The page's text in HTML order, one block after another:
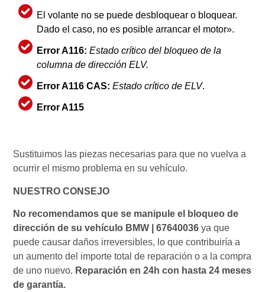
El volante no se puede desbloquear o bloquear.
Dado el caso, no es posible arrancar el motor».
Error A116:Estado crítico del bloqueo de la
columna de dirección ELV.
Error A116 CAS:Estado crítico de ELV.
Error A115
Sustituimos las piezas necesarias para que no vuelva a
ocurrir el mismo problema en su vehículo.
NUESTRO CONSEJO
No recomendamos que se manipule el bloqueo de
dirección de su vehículo BMW | 67640036ya que
puede causar daños irreversibles, lo que contribuiría a
un aumento del importe total de reparación o a la compra
de uno nuevo. Reparación en 24h con hasta 24 meses
de garantía.